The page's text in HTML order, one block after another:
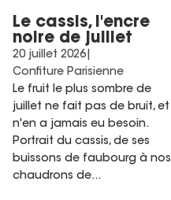
Le cassis, l'encre
noire de juillet
20 juillet 2026|
Confiture Parisienne
Le fruit le plus sombre de
juillet ne fait pas de bruit, et
n'en a jamais eu besoin.
Portrait du cassis, de ses
buissons de faubourg à nos
chaudrons de...